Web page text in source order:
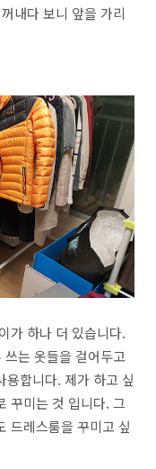
내다 보니 앞을 가리
가 하나 더 있습니다.
는 옷들을 걸어두고
용합니다. 제가 하고 싶
꾸미는 것 입니다. 그
드레스룸을 꾸미고 싶